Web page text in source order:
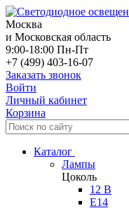
Москва
и Московская область
9:00-18:00 Пн-Пт
+7 (499) 403-16-07
Заказать звонок
Войти
Личный кабинет
Корзина
Каталог
Лампы
Цоколь
12 В
E14